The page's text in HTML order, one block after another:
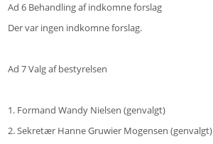
Ad 6 Behandling af indkomne forslag
Der var ingen indkomne forslag.
Ad 7 Valg af bestyrelsen
1. Formand Wandy Nielsen (genvalgt)
2. Sekretær Hanne Gruwier Mogensen (genvalgt)